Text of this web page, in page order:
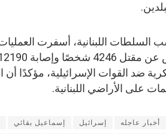
السلطات اللبنانية، أسفرت
ضد القوات الإسرائيلية، مؤكدًا
على الأراضي اللبنانية.
أخبار عاجله إسرائيل إسماعيل بقائي